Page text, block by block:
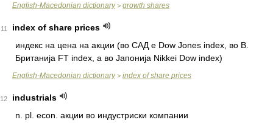
English-Macedonian dictionary> growth shares
11
index of share prices
индекс на цена на акции (во САД е Dow Jones index, во В.
Британија FT index, а во Jапонија Nikkei Dow index)
English-Macedonian dictionary> index of share prices
12
industrials
n.
pl. econ. акции во индустриски компании